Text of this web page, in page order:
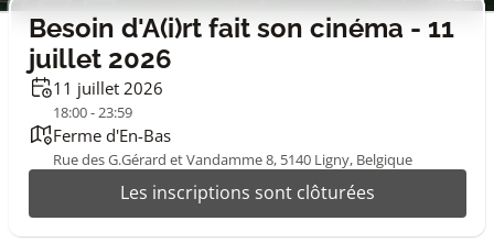
Besoin d'A(i)rt fait son cinéma - 11
juillet 2026
11 juillet 2026
18:00 - 23:59
Ferme d'En-Bas
Rue des G.Gérard et Vandamme 8, 5140 Ligny, Belgique
Les inscriptions sont clôturées